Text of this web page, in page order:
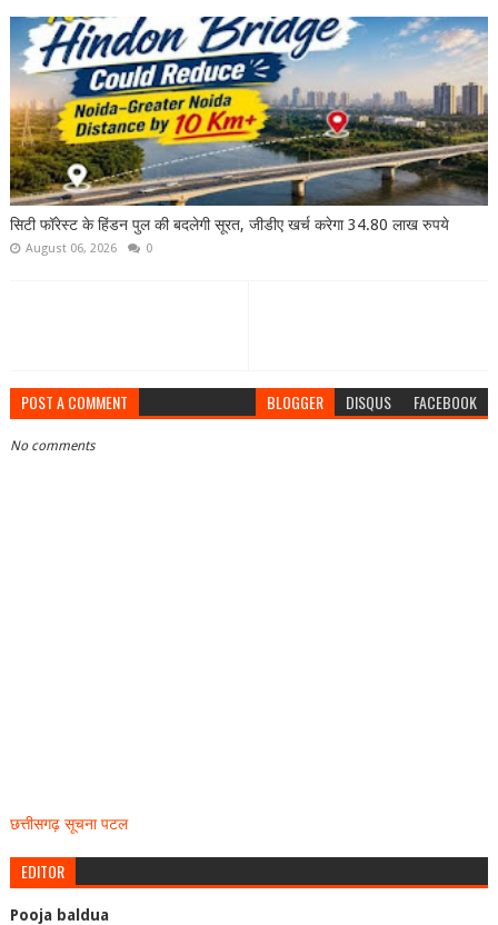
सिटी फॉरेस्ट के हिंडन पुल की बदलेगी सूरत, जीडीए खर्च करेगा 34.80 लाख रुपये
August 06, 2026 0
POST A COMMENT BLOGGER DISQUS FACEBOOK
No comments
छत्तीसगढ़ सूचना पटल
EDITOR
Pooja baldua